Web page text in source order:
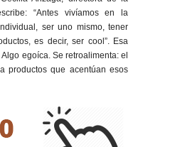
“Antes vivíamos en la
ser uno mismo, tener
es decir, ser cool”. Esa
egoíca. Se retroalimenta: el
productos que acentúan esos